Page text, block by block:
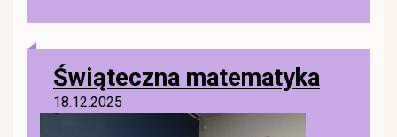
Świąteczna matematyka
18.12.2025